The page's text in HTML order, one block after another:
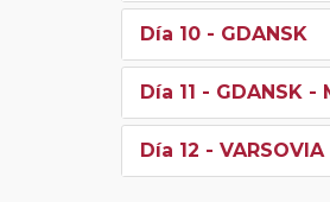
Día 10 - GDANSK
Día 11 - GDANSK -
Día 12 - VARSOVIA